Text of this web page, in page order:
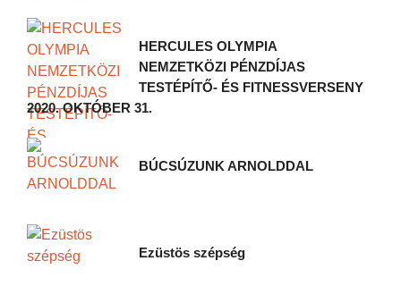
HERCULES OLYMPIA
NEMZETKÖZI PÉNZDÍJAS
TESTÉPÍTŐ- ÉS FITNESSVERSENY
2020. OKTÓBER 31.
BÚCSÚZUNK ARNOLDDAL
Ezüstös szépség